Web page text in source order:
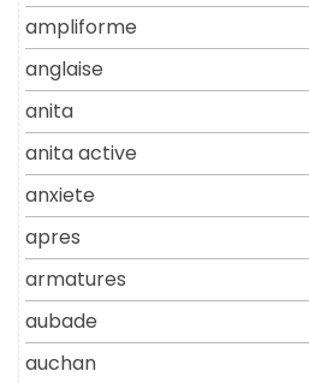
ampliforme
anglaise
anita
anita active
anxiete
apres
armatures
aubade
auchan